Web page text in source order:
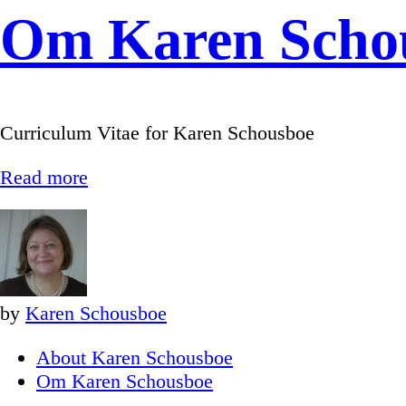
Om Karen
Curriculum Vitae for Karen Schousboe
Read more
by Karen Schousboe
About Karen Schousboe
Om Karen Schousboe